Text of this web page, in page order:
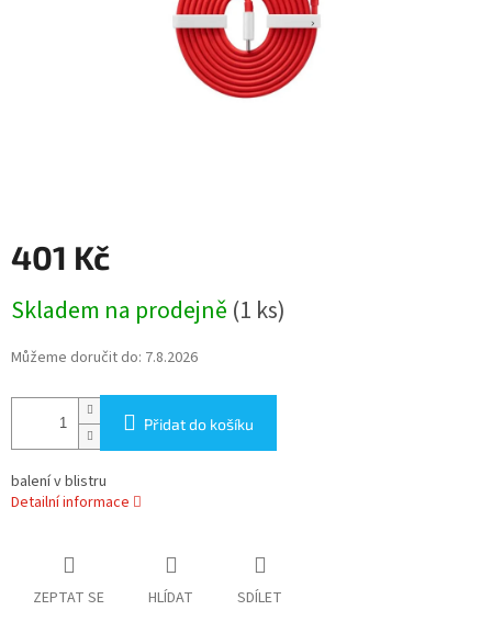
401 Kč
cena:
Skladem na prodejně (1 ks)
Můžeme doručit do: 7.8.2026
Přidat do košíku
balení v blistru
Detailní informace
ZEPTAT SE HLÍDAT SDÍLET